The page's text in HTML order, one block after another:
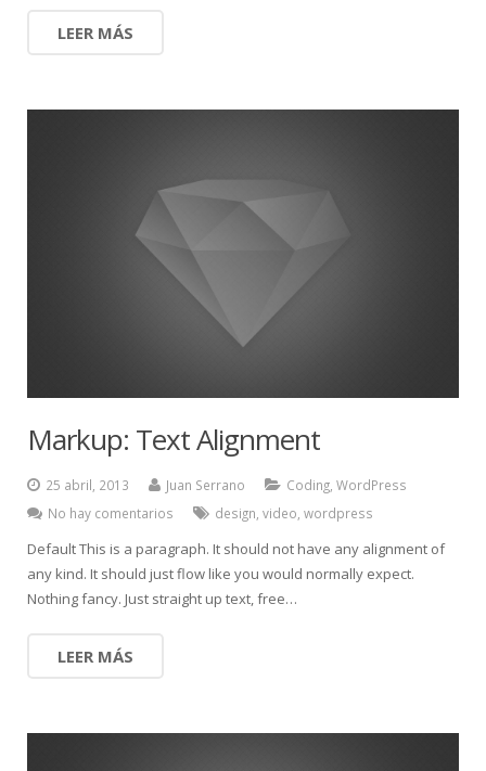
LEER MÁS
Markup: Text Alignment
25 abril, 2013 Juan Serrano Coding WordPress
No hay comentarios
design video wordpress
Default This is a paragraph. It should not have any alignment of
any kind. It should just flow like you would normally expect.
Nothing fancy. Just straight up text, free…
LEER MÁS